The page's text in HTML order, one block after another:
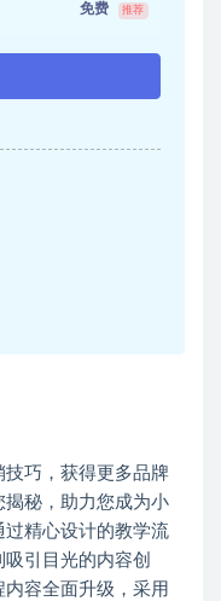
免费 推荐
巧，获得更多品牌
秘，助力您成为小
精心设计的教学流
引目光的内容创
容全面升级，采用